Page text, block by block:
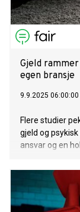
Gjeld
egen bransje
9.9.2025 06:00:00
Flere studier
gjeld og
ansvar og en